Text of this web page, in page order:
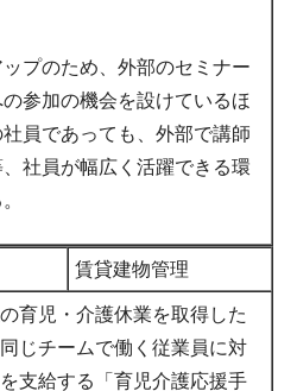
プのため、外部のセミナー
参加の機会を設けているほ
員であっても、外部で講師
社員が幅広く活躍できる環
賃貸建物管理
育児・介護休業を取得した
じチームで働く従業員に対
支給する「育児介護応援手